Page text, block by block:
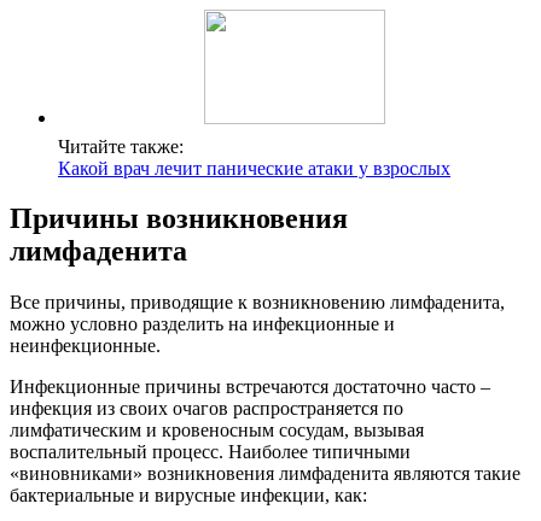
Читайте также:
Какой врач лечит панические атаки у взрослых
Причины возникновения
лимфаденита
Все причины, приводящие к возникновению лимфаденита,
можно условно разделить на инфекционные и
неинфекционные.
Инфекционные причины встречаются достаточно часто –
инфекция из своих очагов распространяется по
лимфатическим и кровеносным сосудам, вызывая
воспалительный процесс. Наиболее типичными
«виновниками» возникновения лимфаденита являются такие
бактериальные и вирусные инфекции, как: